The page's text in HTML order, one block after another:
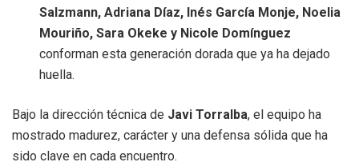
Salzmann, Adriana Díaz, Inés García Monje, Noelia
Mouriño, Sara Okeke y Nicole Domínguez
conforman esta generación dorada que ya ha dejado
huella.
Bajo la dirección técnica de Javi Torralba, el equipo ha
mostrado madurez, carácter y una defensa sólida que ha
sido clave en cada encuentro.